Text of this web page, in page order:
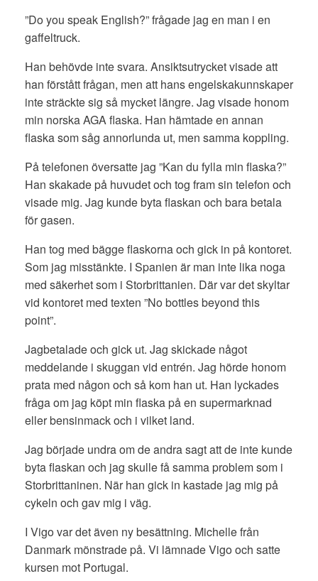
”Do you speak English?” frågade jag en man i en
gaffeltruck.
Han behövde inte svara. Ansiktsutrycket visade att
han förstått frågan, men att hans engelskakunnskaper
inte sträckte sig så mycket längre. Jag visade honom
min norska AGA flaska. Han hämtade en annan
flaska som såg annorlunda ut, men samma koppling.
På telefonen översatte jag ”Kan du fylla min flaska?”
Han skakade på huvudet och tog fram sin telefon och
visade mig. Jag kunde byta flaskan och bara betala
för gasen.
Han tog med bägge flaskorna och gick in på kontoret.
Som jag misstänkte. I Spanien är man inte lika noga
med säkerhet som i Storbrittanien. Där var det skyltar
vid kontoret med texten ”No bottles beyond this
point”.
Jagbetalade och gick ut. Jag skickade något
meddelande i skuggan vid entrén. Jag hörde honom
prata med någon och så kom han ut. Han lyckades
fråga om jag köpt min flaska på en supermarknad
eller bensinmack och i vilket land.
Jag började undra om de andra sagt att de inte kunde
byta flaskan och jag skulle få samma problem som i
Storbrittaninen. När han gick in kastade jag mig på
cykeln och gav mig i väg.
I Vigo var det även ny besättning. Michelle från
Danmark mönstrade på. Vi lämnade Vigo och satte
kursen mot Portugal.